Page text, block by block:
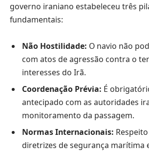
governo iraniano estabeleceu três
fundamentais:
Não Hostilidade: O navio não
com atos de agressão contra o
interesses do Irã.
Coordenação Prévia: É
antecipado com as autoridades
monitoramento da passagem.
Normas Internacionais:
diretrizes de segurança marítima